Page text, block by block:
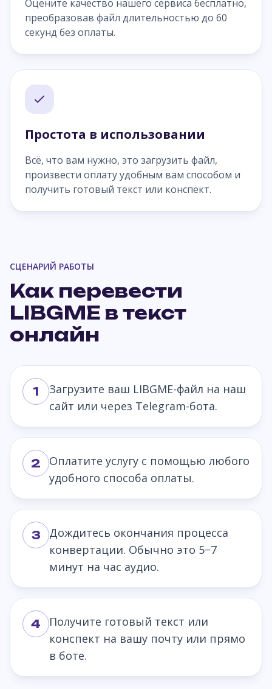
Оцените качество нашего сервиса бесплатно,
преобразовав файл длительностью до 60
секунд без оплаты.
Простота в использовании
Всё, что вам нужно, это загрузить файл,
произвести оплату удобным вам способом и
получить готовый текст или конспект.
СЦЕНАРИЙ РАБОТЫ
Как перевести
LIBGME в текст
онлайн
1
Загрузите ваш LIBGME-файл на наш
сайт или через Telegram-бота.
2
Оплатите услугу с помощью любого
удобного способа оплаты.
3
Дождитесь окончания процесса
конвертации. Обычно это 5−7
минут на час аудио.
4
Получите готовый текст или
конспект на вашу почту или прямо
в боте.